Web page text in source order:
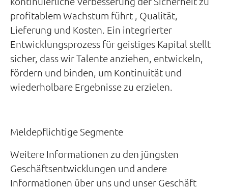
profitablem Wachstum führt , Qualität,
Lieferung und Kosten. Ein integrierter
Entwicklungsprozess für geistiges Kapital stellt
sicher, dass wir Talente anziehen, entwickeln,
fördern und binden, um Kontinuität und
wiederholbare Ergebnisse zu erzielen.
Meldepflichtige Segmente
Weitere Informationen zu den jüngsten
Geschäftsentwicklungen und andere
Informationen über uns und unser Geschäft